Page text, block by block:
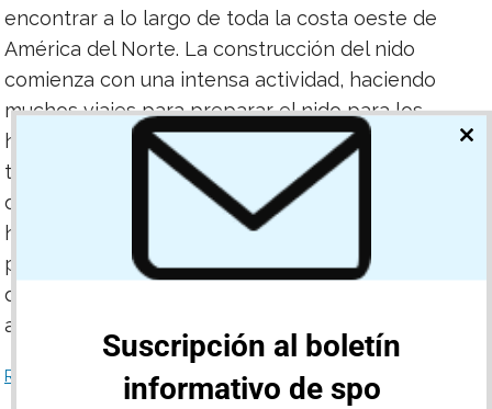
encontrar a lo largo de toda la costa oeste de
América del Norte. La construcción del nido
comienza con una intensa actividad, haciendo
muchos viajes para preparar el nido para los
huevos. Después de los primeros dos días, su
trabajo se ralentiza y pasan más tiempo alejados
del nido. Una vez que el nido está terminado, la
hembra se posa en él por la noche, preparándose
para poner huevos. Ella permanece en el nido
desde el anochecer hasta el amanecer, solo
añadiendo materiales suaves durante el día.
Read more
Suscripción al boletín
informativo de spo